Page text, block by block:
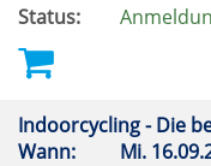
Status:
Indoorcycling - Die
Wann:
Mi.